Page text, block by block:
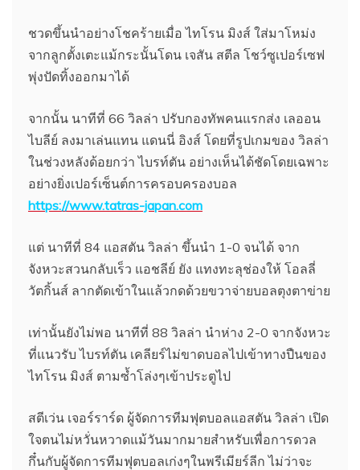
ชวดขึ้นนำอย่างโชคร้ายเมื่อ ไทโรน มิงส์ ใส่มาโหม่ง
จากลูกตั้งเตะแม้กระนั้นโดน เจสัน สตีล โชว์ซูเปอร์เซฟ
พุ่งปัดทิ้งออกมาได้
จากนั้น นาทีที่ 66 วิลล่า ปรับกองทัพคนแรกส่ง เลออน
ไบลีย์ ลงมาเล่นแทน แดนนี่ อิงส์ โดยที่รูปเกมของ วิลล่า
ในช่วงหลังด้อยกว่า ไบรท์ตัน อย่างเห็นได้ชัดโดยเฉพาะ
อย่างยิ่งเปอร์เซ็นต์การครอบครองบอล
https://www.tatras-japan.com
แต่ นาทีที่ 84 แอสตัน วิลล่า ขึ้นนำ 1-0 จนได้ จาก
จังหวะสวนกลับเร็ว แอชลีย์ ยัง แทงทะลุช่องให้ โอลลี่
วัตกิ้นส์ ลากตัดเข้าในแล้วกดด้วยขวาจ่ายบอลตุงตาข่าย
เท่านั้นยังไม่พอ นาทีที่ 88 วิลล่า นำห่าง 2-0 จากจังหวะ
ที่แนวรับ ไบรท์ตัน เคลียร์ไม่ขาดบอลไปเข้าทางปืนของ
ไทโรน มิงส์ ตามซ้ำโล่งๆเข้าประตูไป
สตีเว่น เจอร์ราร์ด ผู้จัดการทีมฟุตบอลแอสตัน วิลล่า เปิด
ใจตนไม่หวั่นหวาดแม้วันมากมายสำหรับเพื่อการดวล
กึ๋นกับผู้จัดการทีมฟุตบอลเก่งๆในพรีเมียร์ลีก ไม่ว่าจะ